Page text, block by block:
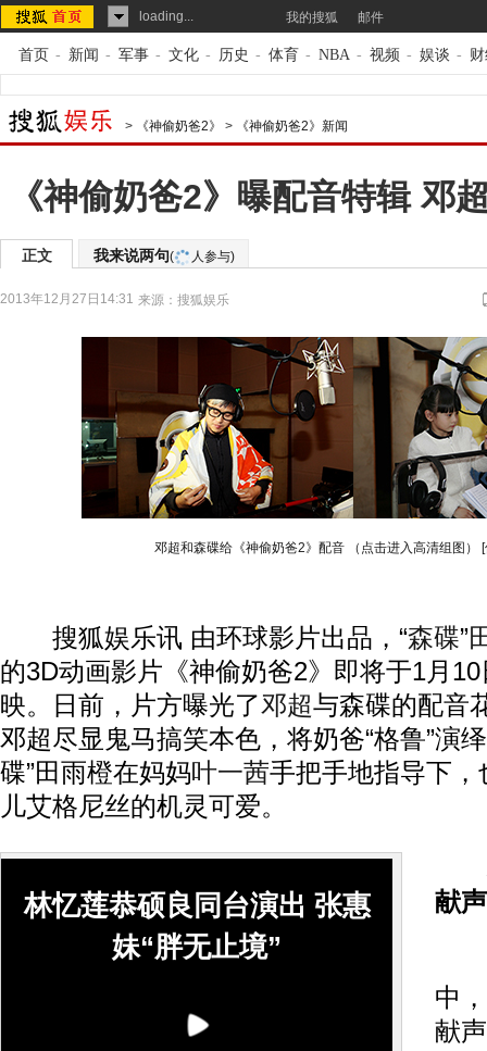
loading... 我的搜狐 邮件
首页 - 新闻 - 军事 - 文化 - 历史 - 体育 - NBA - 视频 - 娱谈 -
> 《神偷奶爸2》 > 《神偷奶爸2》新闻
《神偷奶爸2》曝配音特辑 邓
正文 我来说两句( 人参与)
2013年12月27日14:31 来源： 搜狐娱乐
邓超和森碟给《神偷奶爸2》配音 （点击进入高清组图）
搜狐娱乐讯 由环球影片出品，“森碟”
的3D动画影片《神偷奶爸2》即将于1月
映。日前，片方曝光了邓超与森碟的配音
邓超尽显鬼马搞笑本色，将奶爸“格鲁”演
碟”田雨橙在妈妈叶一茜手把手地指导下
儿艾格尼丝的机灵可爱。
林忆莲恭硕良同台演出 张惠
妹“胖无止境”
献
中
献